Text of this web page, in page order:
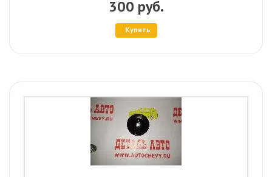
300 руб.
Купить